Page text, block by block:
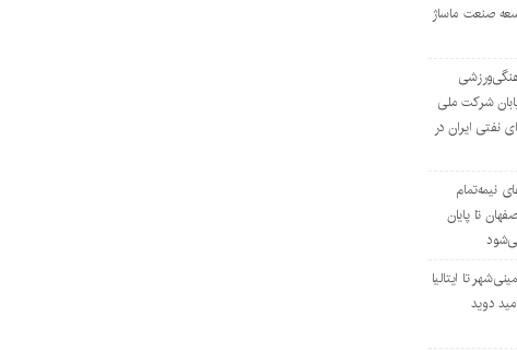
صنعت ماساژ
شرکت ملی
نفتی ایران در
نیمه‌تمام
تا پایان
تا ایتالیا
دوید